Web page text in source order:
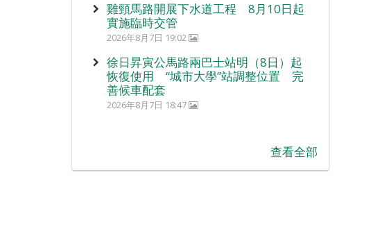
雞頸馬路開展下水道工程 8月10日起
實施臨時交管
2026年8月7日 19:02
徐日昇寅公馬路兩巴士站明（8日）起
恢復使用 “城市大學”站調整位置 完
善候車配套
2026年8月7日 18:47
查看全部